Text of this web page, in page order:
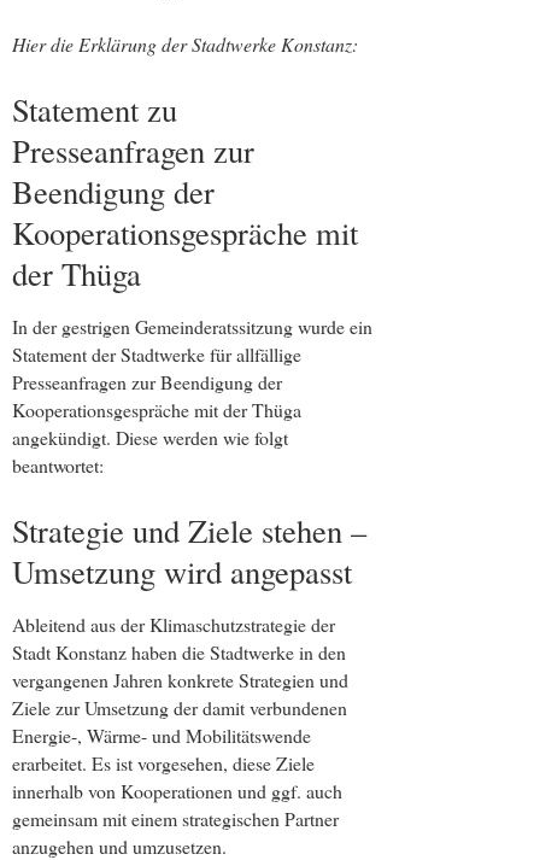
Hier die Erklärung der Stadtwerke Konstanz:
Statement zu
Presseanfragen zur
Beendigung der
Kooperationsgespräche mit
der Thüga
In der gestrigen Gemeinderatssitzung wurde ein
Statement der Stadtwerke für allfällige
Presseanfragen zur Beendigung der
Kooperationsgespräche mit der Thüga
angekündigt. Diese werden wie folgt
beantwortet:
Strategie und Ziele stehen –
Umsetzung wird angepasst
Ableitend aus der Klimaschutzstrategie der
Stadt Konstanz haben die Stadtwerke in den
vergangenen Jahren konkrete Strategien und
Ziele zur Umsetzung der damit verbundenen
Energie-, Wärme- und Mobilitätswende
erarbeitet. Es ist vorgesehen, diese Ziele
innerhalb von Kooperationen und ggf. auch
gemeinsam mit einem strategischen Partner
anzugehen und umzusetzen.